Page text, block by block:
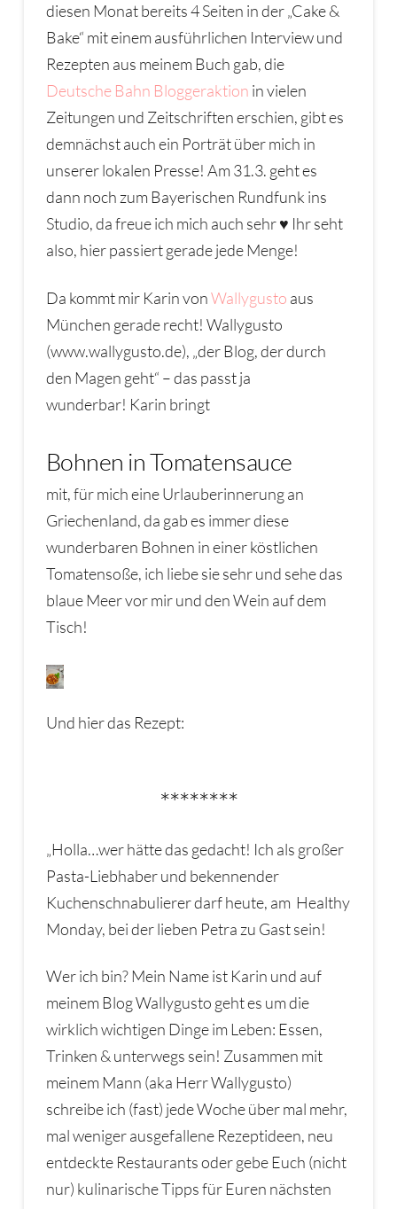
diesen Monat bereits 4 Seiten in der „Cake &
Bake“ mit einem ausführlichen Interview und
Rezepten aus meinem Buch gab, die
Deutsche Bahn Bloggeraktion in vielen
Zeitungen und Zeitschriften erschien, gibt es
demnächst auch ein Porträt über mich in
unserer lokalen Presse! Am 31.3. geht es
dann noch zum Bayerischen Rundfunk ins
Studio, da freue ich mich auch sehr ♥ Ihr seht
also, hier passiert gerade jede Menge!
Da kommt mir Karin vonWallygusto aus
München gerade recht! Wallygusto
(www.wallygusto.de), „der Blog, der durch
den Magen geht“ – das passt ja
wunderbar! Karin bringt
Bohnen in Tomatensauce
mit, für mich eine Urlauberinnerung an
Griechenland, da gab es immer diese
wunderbaren Bohnen in einer köstlichen
Tomatensoße, ich liebe sie sehr und sehe das
blaue Meer vor mir und den Wein auf dem
Tisch!
Und hier das Rezept:
********
„Holla…wer hätte das gedacht! Ich als großer
Pasta-Liebhaber und bekennender
Kuchenschnabulierer darf heute, am Healthy
Monday, bei der lieben Petra zu Gast sein!
Wer ich bin? Mein Name ist Karin und auf
meinem Blog Wallygusto geht es um die
wirklich wichtigen Dinge im Leben: Essen,
Trinken & unterwegs sein! Zusammen mit
meinem Mann (aka Herr Wallygusto)
schreibe ich (fast) jede Woche über mal mehr,
mal weniger ausgefallene Rezeptideen, neu
entdeckte Restaurants oder gebe Euch (nicht
nur) kulinarische Tipps für Euren nächsten